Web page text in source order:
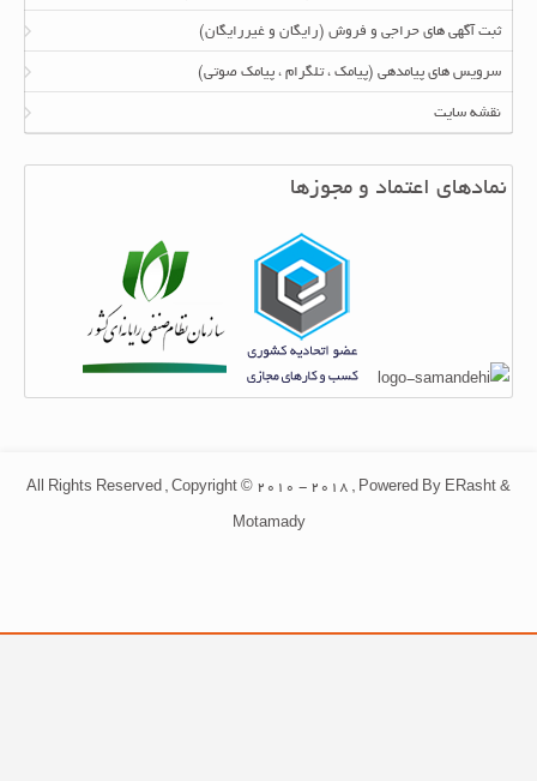
ثبت آگهی های حراجی و فروش (رایگان و غیررایگان)
سرویس های پیامدهی (پیامک ، تلگرام ، پیامک صوتی)
نقشه سایت
نمادهای اعتماد و مجوزها
All Rights Reserved , Copyright © 2010 - 2018 , Powered By ERasht &
Motamady